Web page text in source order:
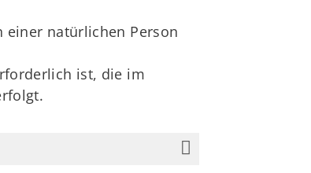
einer natürlichen Person
ist, die im